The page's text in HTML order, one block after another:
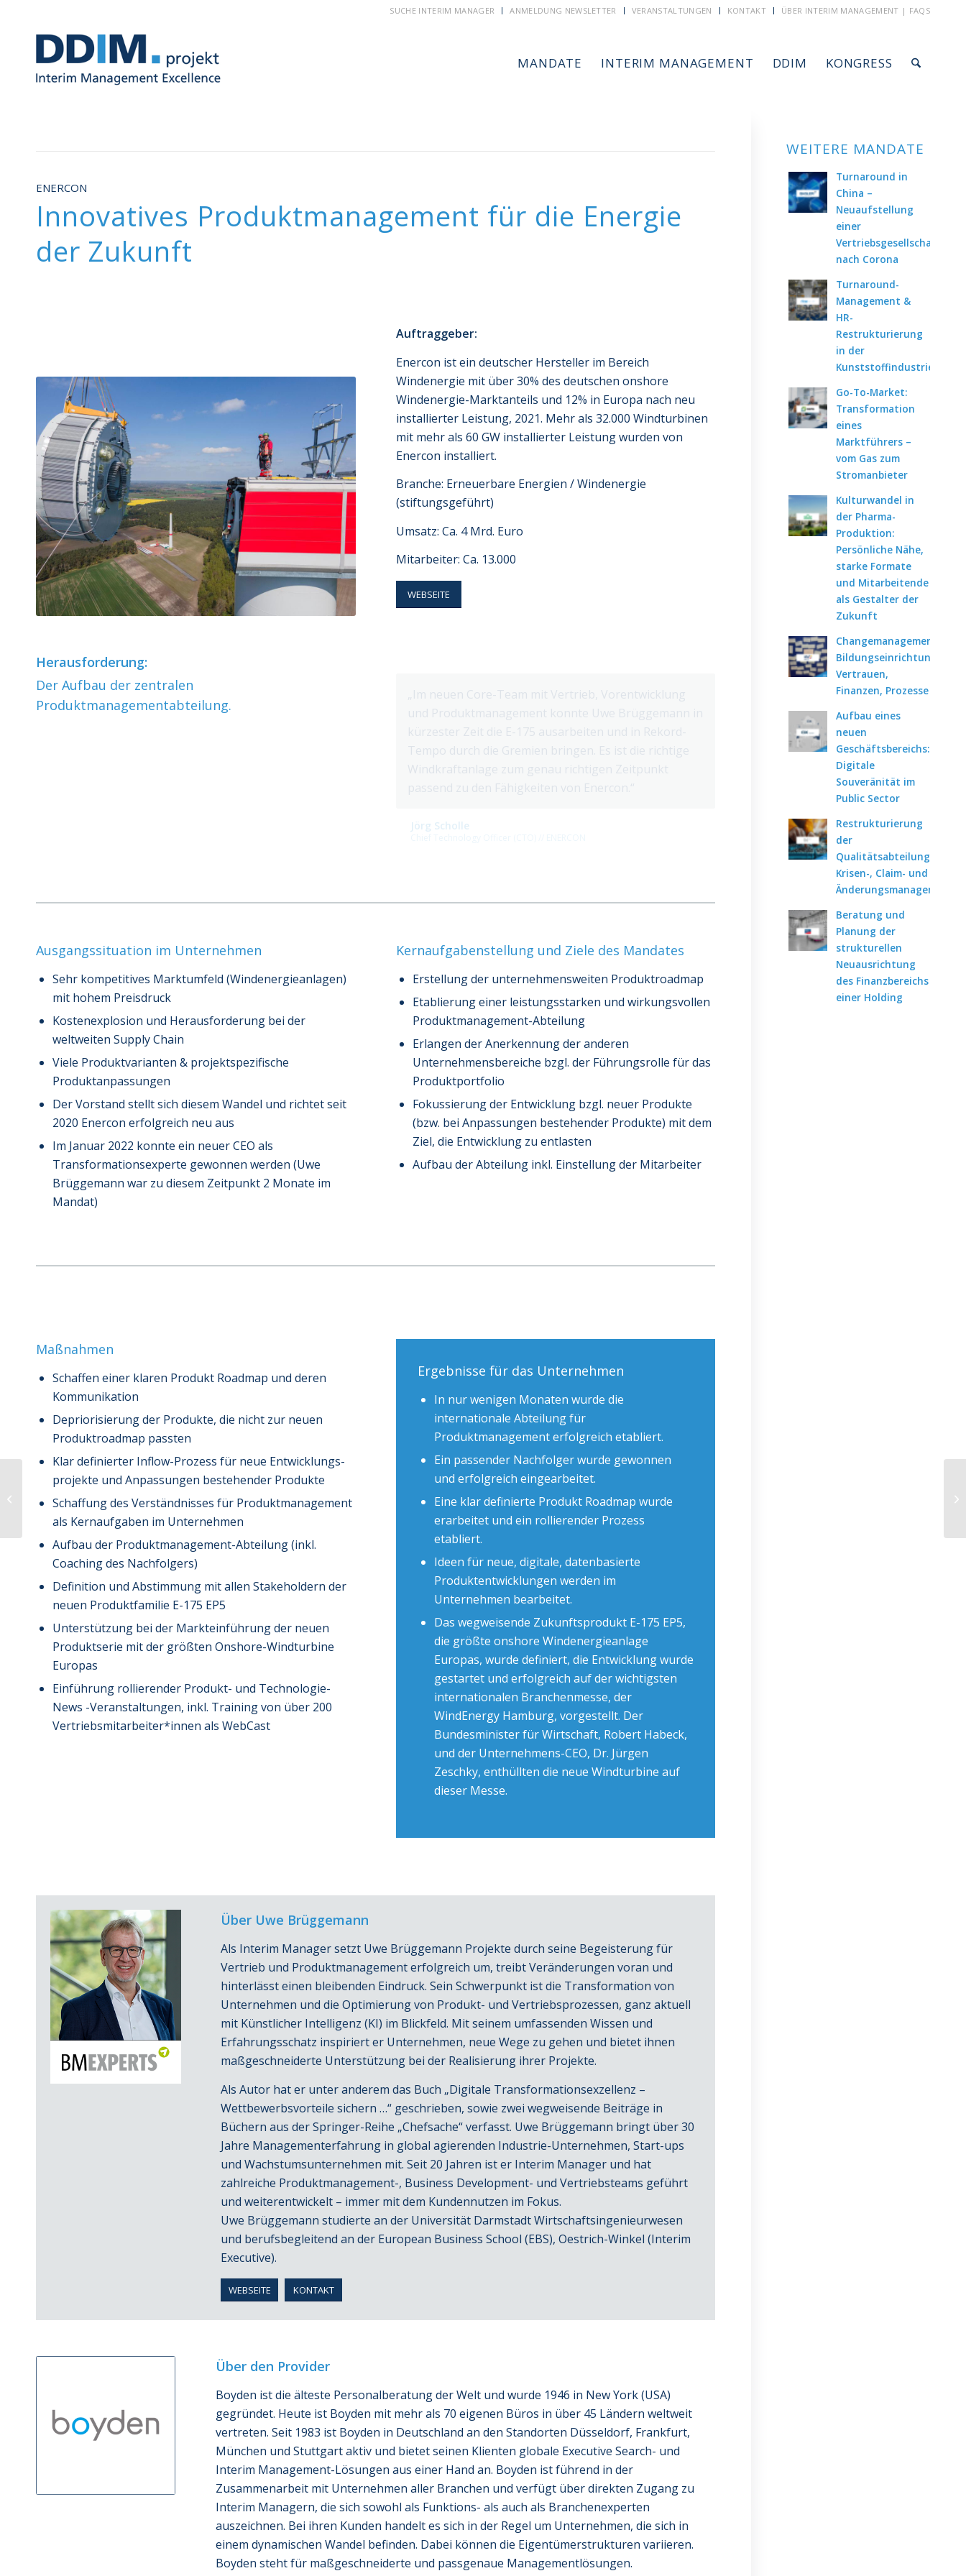
SUCHE INTERIM MANAGER ANMELDUNG NEWSLETTER VERANSTALTUNGEN KONTAKT ÜBER INTERIM MANAGEMENT | FAQS
MANDATE INTERIM MANAGEMENT DDIM KONGRESS
ENERCON
Innovatives Produktmanagement für die Energie
der Zukunft
Auftraggeber:
Enercon ist ein deutscher Hersteller im Bereich
Windenergie mit über 30% des deutschen onshore
Windenergie-Marktanteils und 12% in Europa nach neu
installierter Leistung, 2021. Mehr als 32.000 Windturbinen
mit mehr als 60 GW installierter Leistung wurden von
Enercon installiert.
Branche: Erneuerbare Energien / Windenergie
(stiftungsgeführt)
Umsatz: Ca. 4 Mrd. Euro
Mitarbeiter: Ca. 13.000
WEBSEITE
Herausforderung:
Der Aufbau der zentralen
Produktmanagementabteilung.
„Im neuen Core-Team mit Vertrieb, Vorentwicklung
und Produktmanagement konnte Uwe Brüggemann in
kürzester Zeit die E-175 ausarbeiten und in Rekord-
Tempo durch die Gremien bringen. Es ist die richtige
Windkraftanlage zum genau richtigen Zeitpunkt
passend zu den Fähigkeiten von Enercon.“
Jörg Scholle
Ausgangssituation im Unternehmen
Sehr kompetitives Marktumfeld (Windenergieanlagen)
mit hohem Preisdruck
Kostenexplosion und Herausforderung bei der
weltweiten Supply Chain
Viele Produktvarianten & projektspezifische
Produktanpassungen
Der Vorstand stellt sich diesem Wandel und richtet seit
2020 Enercon erfolgreich neu aus
Im Januar 2022 konnte ein neuer CEO als
Transformationsexperte gewonnen werden (Uwe
Brüggemann war zu diesem Zeitpunkt 2 Monate im
Mandat)
Kernaufgabenstellung und Ziele des Mandates
Erstellung der unternehmensweiten Produktroadmap
Etablierung einer leistungsstarken und wirkungsvollen
Produktmanagement-Abteilung
Erlangen der Anerkennung der anderen
Unternehmensbereiche bzgl. der Führungsrolle für das
Produktportfolio
Fokussierung der Entwicklung bzgl. neuer Produkte
(bzw. bei Anpassungen bestehender Produkte) mit dem
Ziel, die Entwicklung zu entlasten
Aufbau der Abteilung inkl. Einstellung der Mitarbeiter
Maßnahmen
Schaffen einer klaren Produkt Roadmap und deren
Kommunikation
Depriorisierung der Produkte, die nicht zur neuen
Produktroadmap passten
Klar definierter Inflow-Prozess für neue Entwicklungs­
projekte und Anpassungen bestehender Produkte
Schaffung des Verständnisses für Produktmanagement
als Kernaufgaben im Unternehmen
Aufbau der Produktmanagement-Abteilung (inkl.
Coaching des Nachfolgers)
Definition und Abstimmung mit allen Stakeholdern der
neuen Produktfamilie E-175 EP5
Unterstützung bei der Markteinführung der neuen
Produktserie mit der größten Onshore-Windturbine
Europas
Einführung rollierender Produkt- und Technologie-
News -Veranstaltungen, inkl. Training von über 200
Vertriebsmitarbeiter*innen als WebCast
Ergebnisse für das Unternehmen
In nur wenigen Monaten wurde die
internationale Abteilung für
Produktmanagement erfolgreich etabliert.
Ein passender Nachfolger wurde gewonnen
und erfolgreich eingearbeitet.
Eine klar definierte Produkt Roadmap wurde
erarbeitet und ein rollierender Prozess
etabliert.
Ideen für neue, digitale, datenbasierte
Produktentwicklungen werden im
Unternehmen bearbeitet.
Das wegweisende Zukunftsprodukt E-175 EP5,
die größte onshore Windenergieanlage
Europas, wurde definiert, die Entwicklung wurde
gestartet und erfolgreich auf der wichtigsten
internationalen Branchenmesse, der
WindEnergy Hamburg, vorgestellt. Der
Bundesminister für Wirtschaft, Robert Habeck,
und der Unternehmens-CEO, Dr. Jürgen
Zeschky, enthüllten die neue Windturbine auf
dieser Messe.
Über Uwe Brüggemann
Als Interim Manager setzt Uwe Brüggemann Projekte durch seine Begeisterung für
Vertrieb und Produktmanagement erfolgreich um, treibt Veränderungen voran und
hinterlässt einen bleibenden Eindruck. Sein Schwerpunkt ist die Transformation von
Unternehmen und die Optimierung von Produkt- und Vertriebsprozessen, ganz aktuell
mit Künstlicher Intelligenz (KI) im Blickfeld. Mit seinem umfassenden Wissen und
Erfahrungsschatz inspiriert er Unternehmen, neue Wege zu gehen und bietet ihnen
maßgeschneiderte Unterstützung bei der Realisierung ihrer Projekte.
Als Autor hat er unter anderem das Buch „Digitale Transformationsexzellenz –
Wettbewerbsvorteile sichern …“ geschrieben, sowie zwei wegweisende Beiträge in
Büchern aus der Springer-Reihe „Chefsache“ verfasst. Uwe Brüggemann bringt über 30
Jahre Managementerfahrung in global agierenden Industrie-Unternehmen, Start-ups
und Wachstumsunternehmen mit. Seit 20 Jahren ist er Interim Manager und hat
zahlreiche Produktmanagement-, Business Development- und Vertriebsteams geführt
und weiterentwickelt – immer mit dem Kundennutzen im Fokus.
Uwe Brüggemann studierte an der Universität Darmstadt Wirtschaftsingenieurwesen
und berufsbegleitend an der European Business School (EBS), Oestrich-Winkel (Interim
Executive).
WEBSEITE KONTAKT
Über den Provider
Boyden ist die älteste Personalberatung der Welt und wurde 1946 in New York (USA)
gegründet. Heute ist Boyden mit mehr als 70 eigenen Büros in über 45 Ländern weltweit
vertreten. Seit 1983 ist Boyden in Deutschland an den Standorten Düsseldorf, Frankfurt,
München und Stuttgart aktiv und bietet seinen Klienten globale Executive Search- und
Interim Management-Lösungen aus einer Hand an. Boyden ist führend in der
Zusammenarbeit mit Unternehmen aller Branchen und verfügt über direkten Zugang zu
Interim Managern, die sich sowohl als Funktions- als auch als Branchenexperten
auszeichnen. Bei ihren Kunden handelt es sich in der Regel um Unternehmen, die sich in
einem dynamischen Wandel befinden. Dabei können die Eigentümerstrukturen variieren.
Boyden steht für maßgeschneiderte und passgenaue Managementlösungen.
WEITERE MANDATE
Turnaround in
China –
Neuaufstellung
einer
Vertriebsgesellschaft
nach Corona
Turnaround-
Management &
HR-
Restrukturierung
in der
Kunststoffindustrie
Go-To-Market:
Transformation
eines
Marktführers –
vom Gas zum
Stromanbieter
Kulturwandel in
der Pharma-
Produktion:
Persönliche Nähe,
starke Formate
und Mitarbeitende
als Gestalter der
Zukunft
Changemanagement
Bildungseinrichtung:
Vertrauen,
Finanzen, Prozesse
Aufbau eines
neuen
Geschäftsbereichs:
Digitale
Souveränität im
Public Sector
Restrukturierung
der
Qualitätsabteilung:
Krisen-, Claim- und
Änderungsmanagement
Beratung und
Planung der
strukturellen
Neuausrichtung
des Finanzbereichs
einer Holding
Erfolgreiche
strategischen
Wendepunkt